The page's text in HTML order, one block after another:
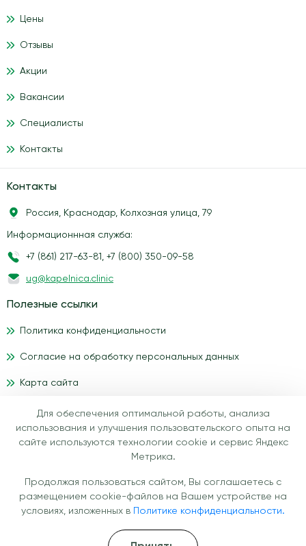
Цены
Отзывы
Акции
Вакансии
Специалисты
Контакты
Контакты
Россия, Краснодар, Колхозная улица, 79
Информационнная служба:
+7 (861) 217-63-81 , +7 (800) 350-09-58
ug@kapelnica.clinic
Полезные ссылки
Политика конфиденциальности
Согласие на обработку персональных данных
Карта сайта
Материалы, размещенные на данном сайте, носят
информационный характер и предназначены для
образовательных целей. Посетители сайта медицинского
врачебных рекомендаций. Определение диагноза и выбор
методики лечения остается исключительной прерогативой
вашего лечащего врача! Медицинский центр IV-health не
возникшие в результате использования информации,
Для обеспечения оптимальной работы, анализа
использования и улучшения пользовательского опыта на
сайте используются технологии cookie и сервис Яндекс
Метрика.
Продолжая пользоваться сайтом, Вы соглашаетесь с
размещением cookie-файлов на Вашем устройстве на
условиях, изложенных в
Политике конфиденциальности.